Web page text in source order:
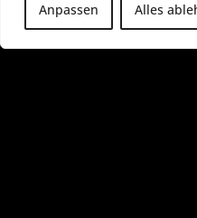
Anpassen Alles